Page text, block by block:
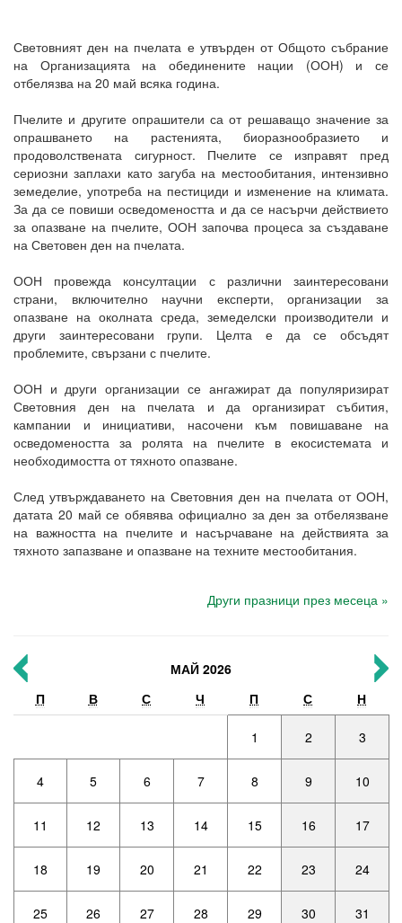
Световният ден на пчелата е утвърден от Общото събрание
на Организацията на обединените нации (ООН) и се
отбелязва на 20 май всяка година.
Пчелите и другите опрашители са от решаващо значение за
опрашването на растенията, биоразнообразието и
продоволствената сигурност. Пчелите се изправят пред
сериозни заплахи като загуба на местообитания, интензивно
земеделие, употреба на пестициди и изменение на климата.
За да се повиши осведомеността и да се насърчи действието
за опазване на пчелите, ООН започва процеса за създаване
на Световен ден на пчелата.
ООН провежда консултации с различни заинтересовани
страни, включително научни експерти, организации за
опазване на околната среда, земеделски производители и
други заинтересовани групи. Целта е да се обсъдят
проблемите, свързани с пчелите.
ООН и други организации се ангажират да популяризират
Световния ден на пчелата и да организират събития,
кампании и инициативи, насочени към повишаване на
осведомеността за ролята на пчелите в екосистемата и
необходимостта от тяхното опазване.
След утвърждаването на Световния ден на пчелата от ООН,
датата 20 май се обявява официално за ден за отбелязване
на важността на пчелите и насърчаване на действията за
тяхното запазване и опазване на техните местообитания.
Други празници през месеца »
МАЙ 2026
П
В С Ч П С Н
1 2 3
4 5 6 7 8 9 10
11 12 13 14 15 16 17
18 19 20 21 22 23 24
25 26 27 28 29 30 31